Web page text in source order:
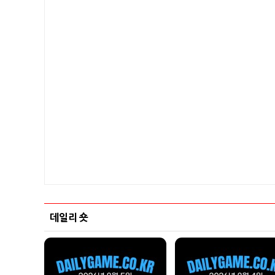
데일리 숏